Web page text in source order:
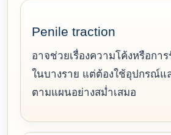
Penile traction
อาจช่วยเรื่องความโค้งหรือกา
ในบางราย แต่ต้องใช้อุปกรณ์แล
ตามแผนอย่างสม่ำเสมอ